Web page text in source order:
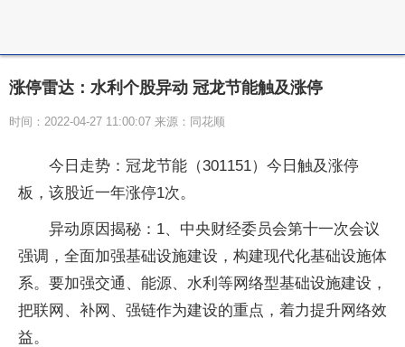
涨停雷达：水利个股异动 冠龙节能触及涨停
时间：2022-04-27 11:00:07 来源：同花顺
今日走势：冠龙节能（301151）今日触及涨停
板，该股近一年涨停1次。
异动原因揭秘：1、中央财经委员会第十一次会议
强调，全面加强基础设施建设，构建现代化基础设施体
系。要加强交通、能源、水利等网络型基础设施建设，
把联网、补网、强链作为建设的重点，着力提升网络效
益。